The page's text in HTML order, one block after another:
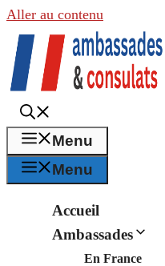
Aller au contenu
Menu
Menu
Accueil
Ambassades
En France